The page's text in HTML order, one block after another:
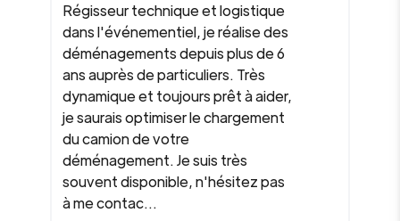
Régisseur technique et logistique
dans l'événementiel, je réalise des
déménagements depuis plus de 6
ans auprès de particuliers. Très
dynamique et toujours prêt à aider,
je saurais optimiser le chargement
du camion de votre
déménagement. Je suis très
souvent disponible, n'hésitez pas
à me contac...